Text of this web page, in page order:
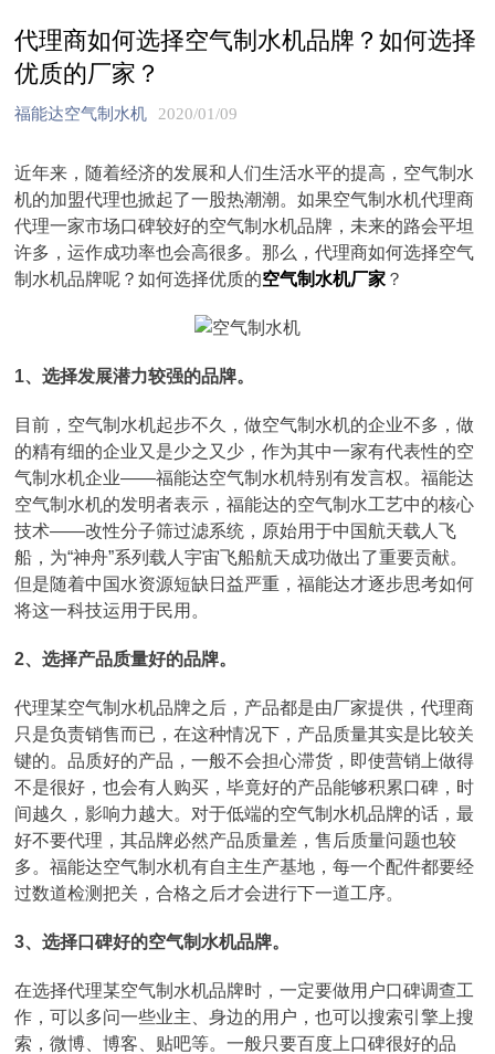
代理商如何选择空气制水机品牌？如何选择
优质的厂家？
福能达空气制水机 2020/01/09
近年来，随着经济的发展和人们生活水平的提高，空气制水
机的加盟代理也掀起了一股热潮潮。如果空气制水机代理商
代理一家市场口碑较好的空气制水机品牌，未来的路会平坦
许多，运作成功率也会高很多。那么，代理商如何选择空气
制水机品牌呢？如何选择优质的空气制水机厂家 ？
1、选择发展潜力较强的品牌。
目前，空气制水机起步不久，做空气制水机的企业不多，做
的精有细的企业又是少之又少，作为其中一家有代表性的空
气制水机企业——福能达空气制水机特别有发言权。福能达
空气制水机的发明者表示，福能达的空气制水工艺中的核心
技术——改性分子筛过滤系统，原始用于中国航天载人飞
船，为“神舟”系列载人宇宙飞船航天成功做出了重要贡献。
但是随着中国水资源短缺日益严重，福能达才逐步思考如何
将这一科技运用于民用。
2、选择产品质量好的品牌。
代理某空气制水机品牌之后，产品都是由厂家提供，代理商
只是负责销售而已，在这种情况下，产品质量其实是比较关
键的。品质好的产品，一般不会担心滞货，即使营销上做得
不是很好，也会有人购买，毕竟好的产品能够积累口碑，时
间越久，影响力越大。对于低端的空气制水机品牌的话，最
好不要代理，其品牌必然产品质量差，售后质量问题也较
多。福能达空气制水机有自主生产基地，每一个配件都要经
过数道检测把关，合格之后才会进行下一道工序。
3、选择口碑好的空气制水机品牌。
在选择代理某空气制水机品牌时，一定要做用户口碑调查工
作，可以多问一些业主、身边的用户，也可以搜索引擎上搜
索，微博、博客、贴吧等。一般只要百度上口碑很好的品